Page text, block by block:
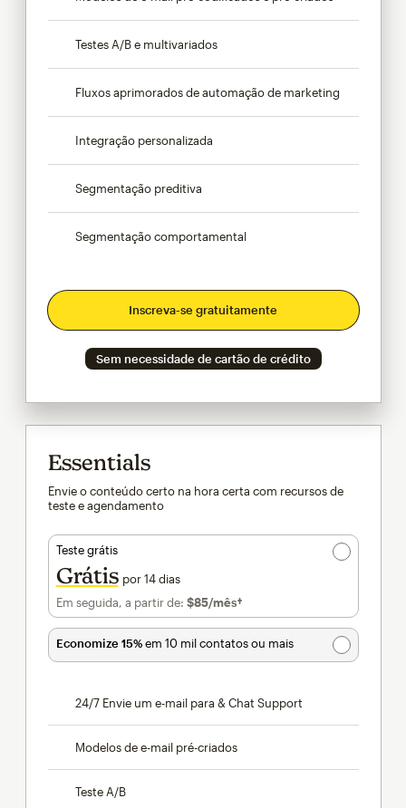
Testes A/B e multivariados
Fluxos aprimorados de automação de marketing
Integração personalizada
Segmentação preditiva
Segmentação comportamental
Inscreva-se gratuitamente
Sem necessidade de cartão de crédito
Essentials
Envie o conteúdo certo na hora certa com recursos de
teste e agendamento
Teste grátis
Grátis por 14 dias
Em seguida, a partir de: $85/mês†por mês†
Economize 15%em 10 mil contatos ou mais
24/7 Envie um e-mail para & Chat Support
Modelos de e-mail pré-criados
Teste A/B